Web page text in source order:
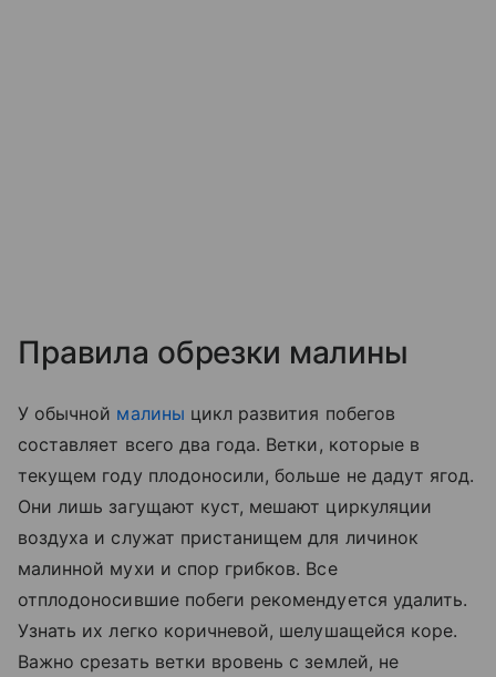
Правила обрезки малины
У обычной малины цикл развития побегов
составляет всего два года. Ветки, которые в
текущем году плодоносили, больше не дадут ягод.
Они лишь загущают куст, мешают циркуляции
воздуха и служат пристанищем для личинок
малинной мухи и спор грибков. Все
отплодоносившие побеги рекомендуется удалить.
Узнать их легко коричневой, шелушащейся коре.
Важно срезать ветки вровень с землей, не